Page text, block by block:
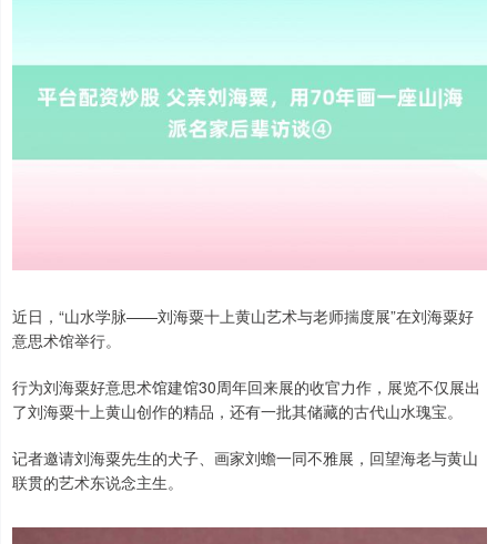
近日，“山水学脉——刘海粟十上黄山艺术与老师揣度展”在刘海粟好
意思术馆举行。
行为刘海粟好意思术馆建馆30周年回来展的收官力作，展览不仅展出
了刘海粟十上黄山创作的精品，还有一批其储藏的古代山水瑰宝。
记者邀请刘海粟先生的犬子、画家刘蟾一同不雅展，回望海老与黄山
联贯的艺术东说念主生。